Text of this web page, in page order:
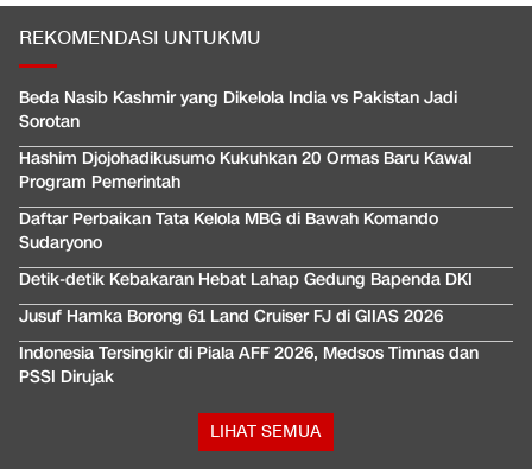
REKOMENDASI UNTUKMU
Beda Nasib Kashmir yang Dikelola India vs Pakistan Jadi
Sorotan
Hashim Djojohadikusumo Kukuhkan 20 Ormas Baru Kawal
Program Pemerintah
Daftar Perbaikan Tata Kelola MBG di Bawah Komando
Sudaryono
Detik-detik Kebakaran Hebat Lahap Gedung Bapenda DKI
Jusuf Hamka Borong 61 Land Cruiser FJ di GIIAS 2026
Indonesia Tersingkir di Piala AFF 2026, Medsos Timnas dan
PSSI Dirujak
LIHAT SEMUA